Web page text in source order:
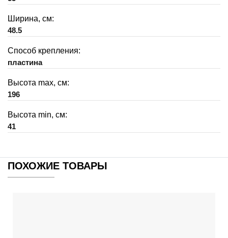
Ширина, см:
48.5
Способ крепления:
пластина
Высота max, см:
196
Высота min, см:
41
ПОХОЖИЕ ТОВАРЫ